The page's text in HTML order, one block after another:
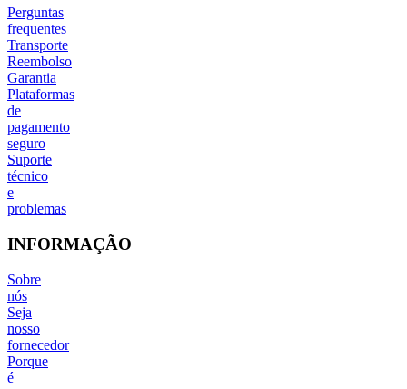
Perguntas
frequentes
Transporte
Reembolso
Garantia
Plataformas
de
pagamento
seguro
Suporte
técnico
e
problemas
INFORMAÇÃO
Sobre
nós
Seja
nosso
fornecedor
Porque
é